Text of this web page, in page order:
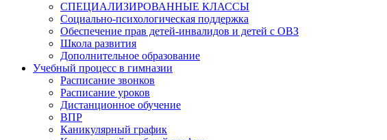
СПЕЦИАЛИЗИРОВАННЫЕ КЛАССЫ
Социально-психологическая поддержка
Обеспечение прав детей-инвалидов и детей с ОВЗ
Школа развития
Дополнительное образование
Учебный процесс в гимназии
Расписание звонков
Расписание уроков
Дистанционное обучение
ВПР
Каникулярный график